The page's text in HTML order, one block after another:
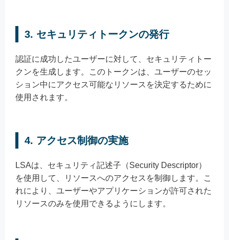
3. セキュリティトークンの発行
認証に成功したユーザーに対して、セキュリティトー
クンを生成します。このトークンは、ユーザーのセッ
ション中にアクセス可能なリソースを決定するために
使用されます。
4. アクセス制御の実施
LSAは、セキュリティ記述子（Security Descriptor）
を使用して、リソースへのアクセスを制御します。こ
れにより、ユーザーやアプリケーションが許可された
リソースのみを使用できるようにします。